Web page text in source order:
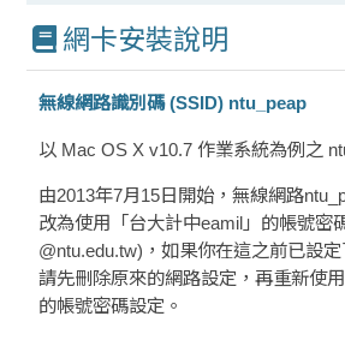
網卡安裝說明
無線網路識別碼 (SSID) ntu_peap
以 Mac OS X v10.7 作業系統為例之
由2013年7月15日開始，無線網路
改為使用「台大計中eamil」的帳號密
@ntu.edu.tw)，如果你在這之前已設定
請先刪除原來的網路設定，再重新使用
的帳號密碼設定。